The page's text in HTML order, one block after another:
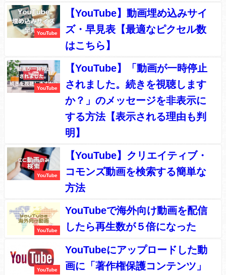
YouTube
【YouTube】動画埋め込みサイ
ズ・早見表【最適なピクセル数
はこちら】
YouTube
【YouTube】「動画が一時停止
されました。続きを視聴します
か？」のメッセージを非表示に
する方法【表示される理由も判
明】
YouTube
【YouTube】クリエイティブ・
コモンズ動画を検索する簡単な
方法
YouTube
YouTubeで海外向け動画を配信
したら再生数が５倍になった
YouTube
YouTubeにアップロードした動
画に「著作権保護コンテンツ」